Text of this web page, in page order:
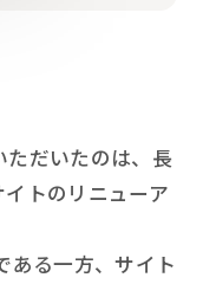
だいたのは、長
トのリニューア
ある一方、サイト